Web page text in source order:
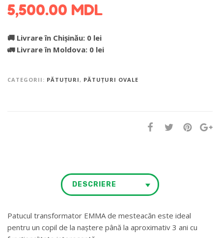
5,500.00 MDL
🚚 Livrare în Chișinău: 0 lei
🚛 Livrare în Moldova: 0 lei
CATEGORII: PĂTUȚURI , PĂTUȚURI OVALE
DESCRIERE
Patucul transformator EMMA de mesteacăn este ideal
pentru un copil de la naștere până la aproximativ 3 ani cu